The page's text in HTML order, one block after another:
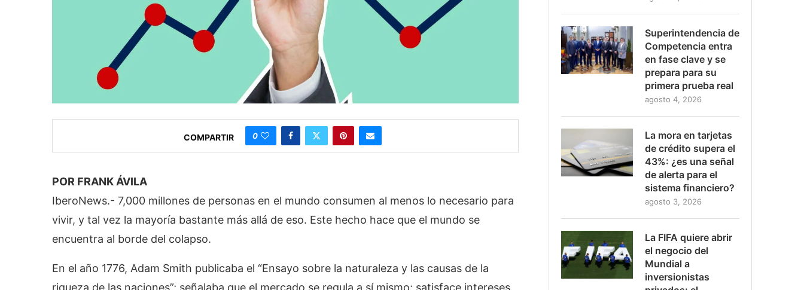
COMPARTIR 0
POR FRANK ÁVILA
IberoNews.- 7,000 millones de personas en el mundo consumen al menos lo necesario para
vivir, y tal vez la mayoría bastante más allá de eso. Este hecho hace que el mundo se
encuentra al borde del colapso.
En el año 1776, Adam Smith publicaba el “Ensayo sobre la naturaleza y las causas de la
Superintendencia de
Competencia entra
en fase clave y se
prepara para su
primera prueba real
agosto 4, 2026
La mora en tarjetas
de crédito supera el
43%: ¿es una señal
de alerta para el
sistema financiero?
agosto 3, 2026
La FIFA quiere abrir
el negocio del
Mundial a
inversionistas